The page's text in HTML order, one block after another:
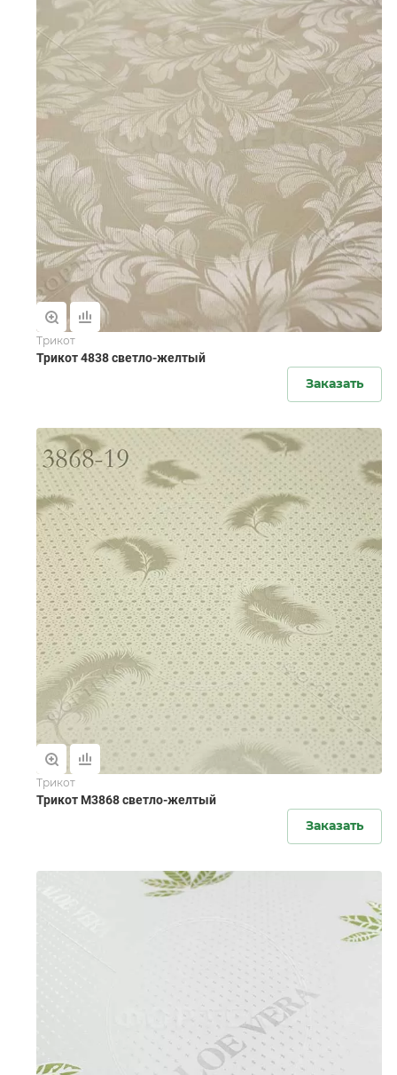
Трикот
Трикот 4838 светло-желтый
Заказать
Трикот
Трикот M3868 светло-желтый
Заказать